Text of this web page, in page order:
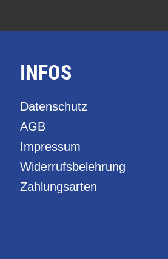
INFOS
Datenschutz
AGB
Impressum
Widerrufsbelehrung
Zahlungsarten